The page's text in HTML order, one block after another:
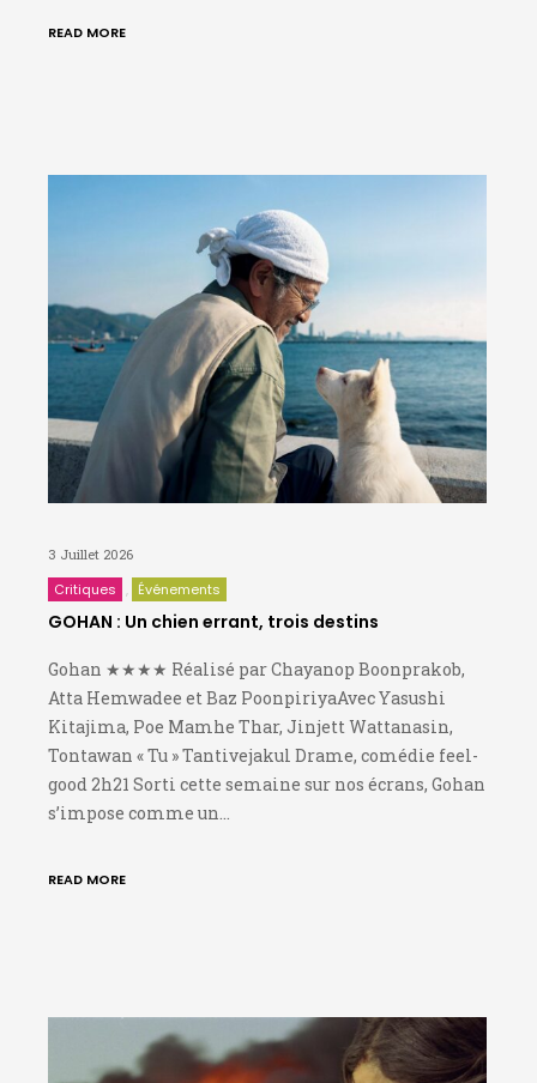
READ MORE
3 Juillet 2026
Critiques Événements
GOHAN : Un chien errant, trois destins
Gohan ★★★★ Réalisé par Chayanop Boonprakob,
Atta Hemwadee et Baz PoonpiriyaAvec Yasushi
Kitajima, Poe Mamhe Thar, Jinjett Wattanasin,
Tontawan « Tu » Tantivejakul Drame, comédie feel-
good 2h21 Sorti cette semaine sur nos écrans, Gohan
s’impose comme un…
READ MORE